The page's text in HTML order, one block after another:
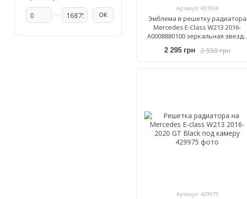
Артикул: 431034
Эмблема в решетку радиатора
Mercedes E-Class W213 2016-
A0008880100 зеркальная звезда
2 550 грн
2 295 грн
Артикул: 429975
От Цена, грн
До Цена, грн OK